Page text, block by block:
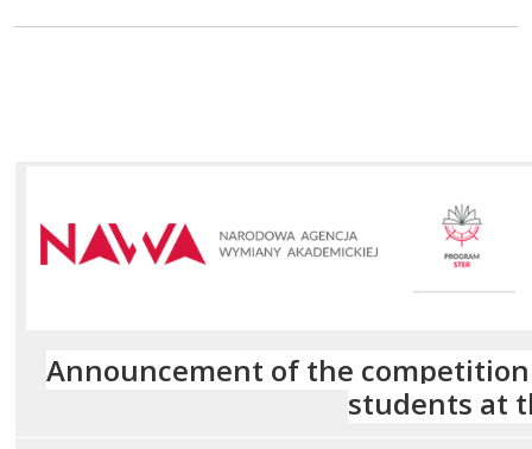
Announcement of the
students at